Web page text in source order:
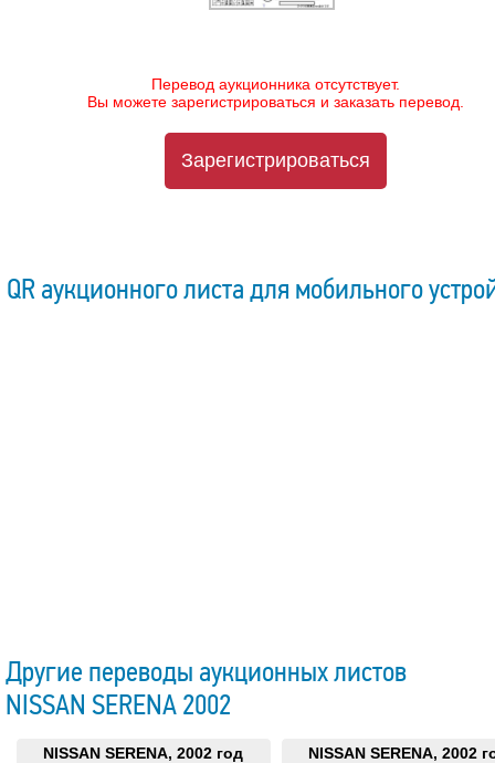
Перевод аукционника отсутствует.
Вы можете зарегистрироваться и заказать перевод.
Зарегистрироваться
QR аукционного листа для мобильного
Другие переводы аукционных листов
NISSAN SERENA 2002
NISSAN SERENA, 2002 год NISSAN SERENA, 2002